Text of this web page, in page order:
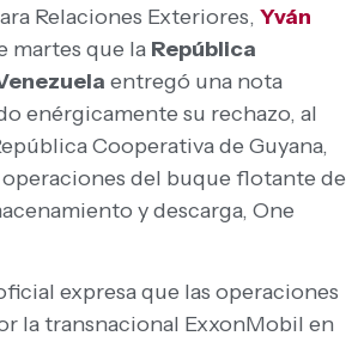
Relaciones Exteriores, Yván
martes que la República
entregó una nota
enérgicamente su rechazo, al
Cooperativa de Guyana,
del buque flotante de
y descarga, One
expresa que las operaciones
la transnacional ExxonMobil en